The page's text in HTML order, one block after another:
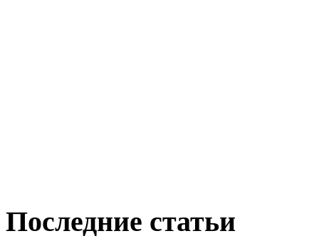
Последние статьи